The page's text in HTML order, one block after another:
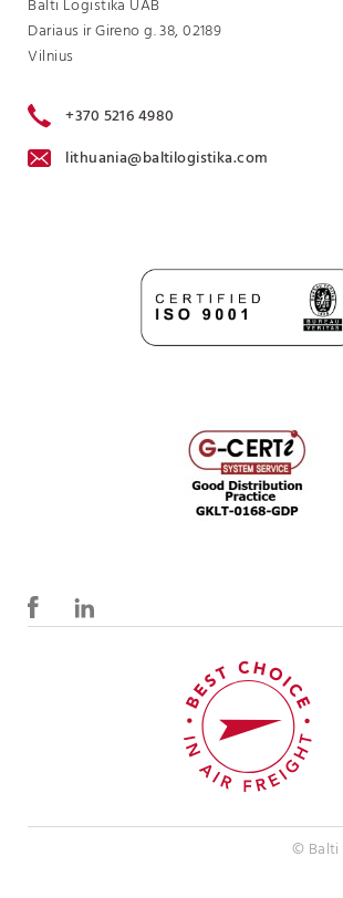
Balti Logistika UAB
Dariaus ir Gireno g. 38, 02189
Vilnius
+370 5216 4980
lithuania@baltilogistika.com
© Balti